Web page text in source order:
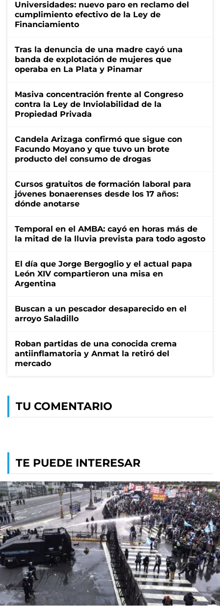
Universidades: nuevo paro en reclamo del
cumplimiento efectivo de la Ley de
Financiamiento
Tras la denuncia de una madre cayó una
banda de explotación de mujeres que
operaba en La Plata y Pinamar
Masiva concentración frente al Congreso
contra la Ley de Inviolabilidad de la
Propiedad Privada
Candela Arizaga confirmó que sigue con
Facundo Moyano y que tuvo un brote
producto del consumo de drogas
Cursos gratuitos de formación laboral para
jóvenes bonaerenses desde los 17 años:
dónde anotarse
Temporal en el AMBA: cayó en horas más de
la mitad de la lluvia prevista para todo agosto
El día que Jorge Bergoglio y el actual papa
León XIV compartieron una misa en
Argentina
Buscan a un pescador desaparecido en el
arroyo Saladillo
Roban partidas de una conocida crema
antiinflamatoria y Anmat la retiró del
mercado
TU COMENTARIO
TE PUEDE INTERESAR